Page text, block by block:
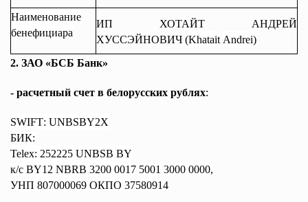
Наименование
бенефициара
ИП ХОТАЙТ АНДРЕЙ
ХУССЭЙНОВИЧ (Khatait Andrei)
2. ЗАО «БСБ Банк»
- расчетный счет в белорусских рублях:
SWIFT: UNBSBY2X
БИК:
Telex: 252225 UNBSB BY
к/с BY12 NBRB 3200 0017 5001 3000 0000,
УНП 807000069 ОКПО 37580914